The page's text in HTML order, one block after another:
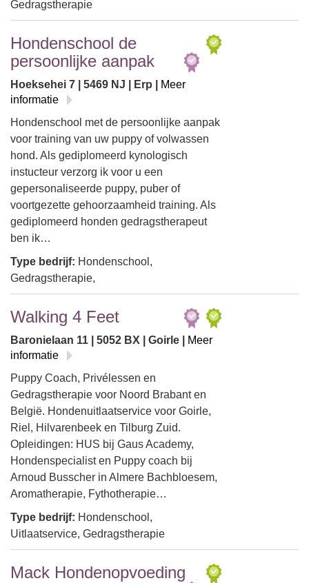
Gedragstherapie
Hondenschool de
persoonlijke aanpak
Hoeksehei 7 | 5469 NJ | Erp |
Meer
informatie
Hondenschool met de persoonlijke aanpak
voor training van uw puppy of volwassen
hond. Als gediplomeerd kynologisch
instucteur verzorg ik voor u een
gepersonaliseerde puppy, puber of
voortgezette gehoorzaamheid training. Als
gediplomeerd honden gedragstherapeut
ben ik…
Type bedrijf: Hondenschool,
Gedragstherapie,
Walking 4 Feet
Baronielaan 11 | 5052 BX | Goirle |
Meer
informatie
Puppy Coach, Privélessen en
Gedragstherapie voor Noord Brabant en
België. Hondenuitlaatservice voor Goirle,
Riel, Hilvarenbeek en Tilburg Zuid.
Opleidingen: HUS bij Gaus Academy,
Hondenspecialist en Puppy coach bij
Arnoud Busscher in Almere Bachbloesem,
Aromatherapie, Fythotherapie…
Type bedrijf: Hondenschool,
Uitlaatservice, Gedragstherapie
Mack Hondenopvoeding